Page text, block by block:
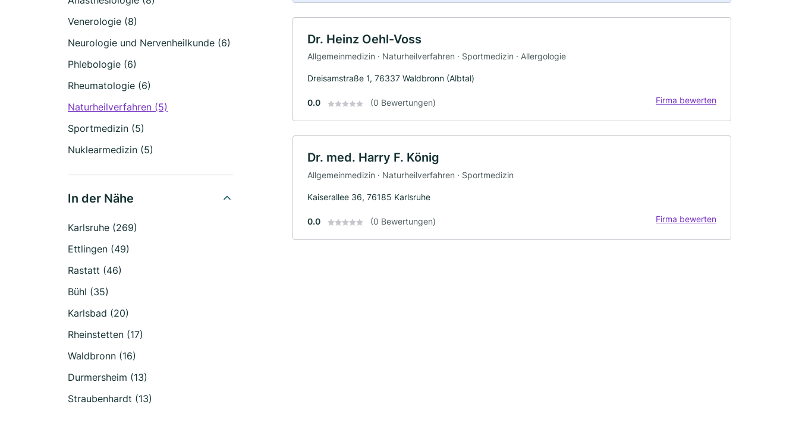
Venerologie (8)
Neurologie und Nervenheilkunde (6)
Phlebologie (6)
Rheumatologie (6)
Naturheilverfahren (5)
Sportmedizin (5)
Nuklearmedizin (5)
In der Nähe
Karlsruhe (269)
Ettlingen (49)
Rastatt (46)
Bühl (35)
Karlsbad (20)
Rheinstetten (17)
Waldbronn (16)
Durmersheim (13)
Straubenhardt (13)
Dr. Heinz Oehl-Voss
Allgemeinmedizin · Naturheilverfahren · Sportmedizin · Allergologie
Dreisamstraße 1, 76337 Waldbronn (Albtal)
0.0 (0 Bewertungen) Firma bewerten
Dr. med. Harry F. König
Allgemeinmedizin · Naturheilverfahren · Sportmedizin
Kaiserallee 36, 76185 Karlsruhe
0.0 (0 Bewertungen) Firma bewerten